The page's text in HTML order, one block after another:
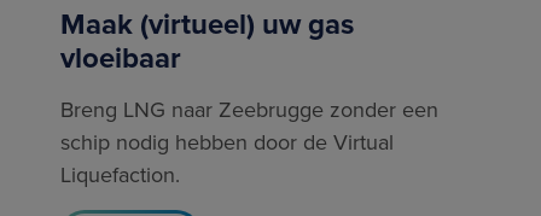
Maak (virtueel) uw gas
vloeibaar
Breng LNG naar Zeebrugge zonder een
schip nodig hebben door de Virtual
Liquefaction.